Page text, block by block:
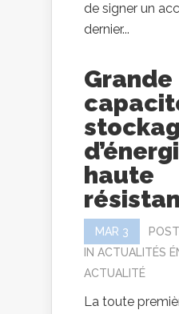
de signer un
dernier...
Grande
haute
MAR 3
IN ACTUALITÉS
ACTUALITÉ
La toute